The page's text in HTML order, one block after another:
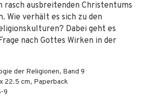
rasch ausbreitenden Christentums
Wie verhält es sich zu den
Dabei geht es
nach Gottes Wirken in der
der Religionen, Band 9
22.5 cm, Paperback
9